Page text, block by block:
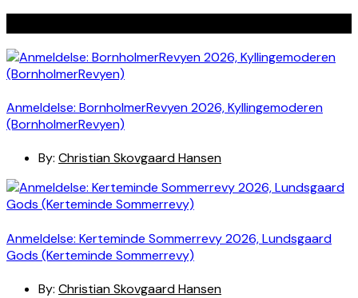
Anmeldelse: BornholmerRevyen 2026, Kyllingemoderen
(BornholmerRevyen)
By: Christian Skovgaard Hansen
Anmeldelse: Kerteminde Sommerrevy 2026, Lundsgaard
Gods (Kerteminde Sommerrevy)
By: Christian Skovgaard Hansen